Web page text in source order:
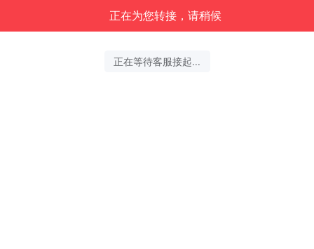
正在为您转接，请稍候
正在等待客服接起...